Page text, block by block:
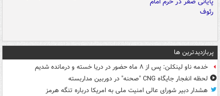
پربازدیدترین ها
خدمه ناو لینکلن: پس از ۸ ماه حضور در دریا خسته و درمانده‌ شدیم
لحظه انفجار جایگاه CNG "صحنه" در دوربین مداربسته
هشدار دبیر شورای عالی امنیت ملی به امریکا درباره تنگه هرمز